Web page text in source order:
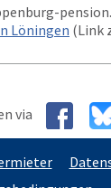
Löningen (Link
via